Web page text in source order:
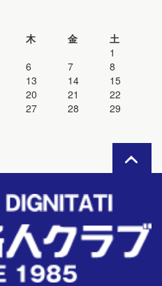
木 金
土
1
6 7
8
13 14
15
20 21
22
27 28
29